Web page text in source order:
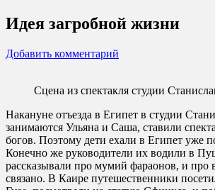
Идея загробной жизни
Добавить комментарий
Сцена из спектакля студии
Накануне отъезда в Египет в студии
занимаются Ульяна и Саша, ставили
богов. Поэтому дети ехали в Египет уже
Конечно же руководители их водили в
рассказывали про мумий фараонов, и про
связано. В Каире путешественники